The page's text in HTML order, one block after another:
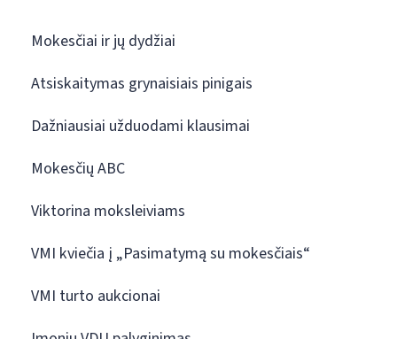
Mokesčiai ir jų dydžiai
Atsiskaitymas grynaisiais pinigais
Dažniausiai užduodami klausimai
Mokesčių ABC
Viktorina moksleiviams
VMI kviečia į „Pasimatymą su mokesčiais“
VMI turto aukcionai